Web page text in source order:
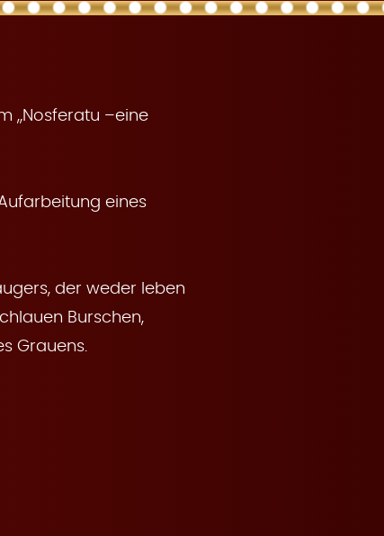
„Nosferatu –eine
eines
der weder leben
Burschen,
Grauens.